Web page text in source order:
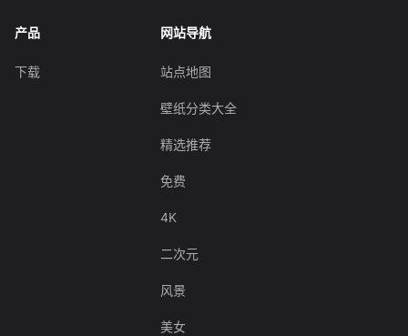
产品
下载
网站导航
站点地图
壁纸分类大全
精选推荐
免费
4K
二次元
风景
美女